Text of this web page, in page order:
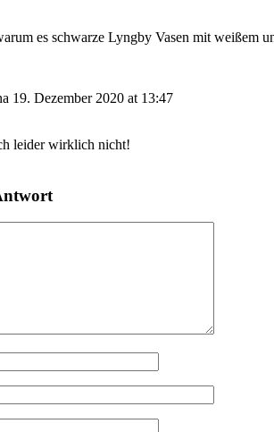
es schwarze Lyngby Vasen mit weißem
19. Dezember 2020 at 13:47
leider wirklich nicht!